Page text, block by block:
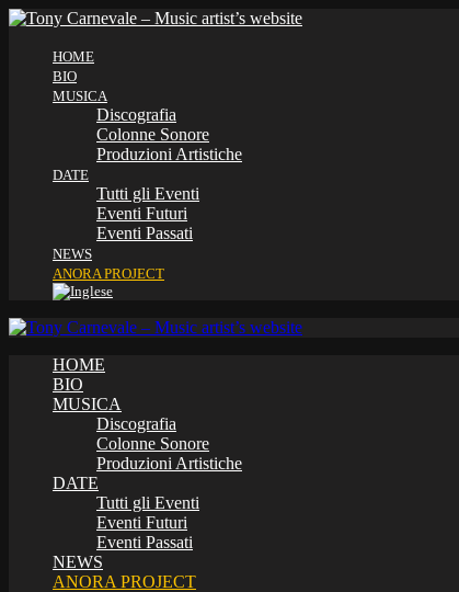
HOME
BIO
MUSICA
Discografia
Colonne Sonore
Produzioni Artistiche
DATE
Tutti gli Eventi
Eventi Futuri
Eventi Passati
NEWS
ANORA PROJECT
HOME
BIO
MUSICA
Discografia
Colonne Sonore
Produzioni Artistiche
DATE
Tutti gli Eventi
Eventi Futuri
Eventi Passati
NEWS
ANORA PROJECT